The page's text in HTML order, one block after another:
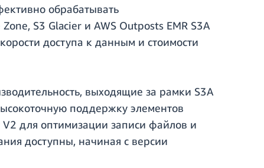
обрабатывать
S3 Glacier и AWS Outposts EMR S3A
доступа к данным и стоимости
выходящие за рамки S3A
поддержку элементов
для оптимизации записи файлов и
доступны, начиная с версии